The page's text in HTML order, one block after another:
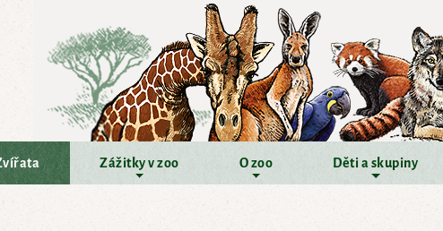
Zážitky v zoo O zoo Děti a skupiny